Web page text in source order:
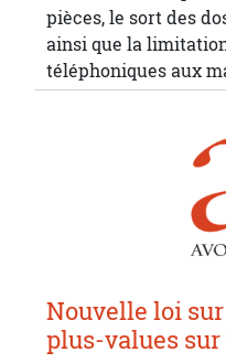
pièces, le sort des
ainsi que la
téléphoniques aux
Nouvelle loi
plus-values sur